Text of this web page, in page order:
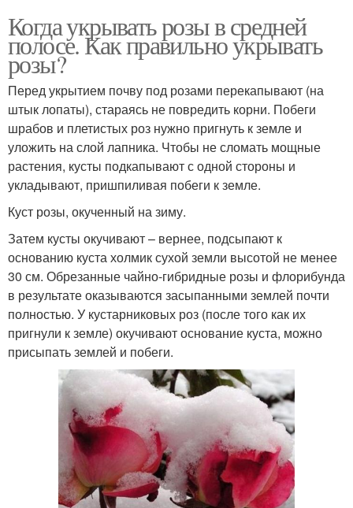
Когда укрывать розы в средней
полосе. Как правильно укрывать
розы?
Перед укрытием почву под розами перекапывают (на
штык лопаты), стараясь не повредить корни. Побеги
шрабов и плетистых роз нужно пригнуть к земле и
уложить на слой лапника. Чтобы не сломать мощные
растения, кусты подкапывают с одной стороны и
укладывают, пришпиливая побеги к земле.
Куст розы, окученный на зиму.
Затем кусты окучивают – вернее, подсыпают к
основанию куста холмик сухой земли высотой не менее
30 см. Обрезанные чайно-гибридные розы и флорибунда
в результате оказываются засыпанными землей почти
полностью. У кустарниковых роз (после того как их
пригнули к земле) окучивают основание куста, можно
присыпать землей и побеги.